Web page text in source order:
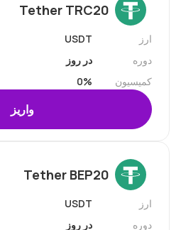
Tether TRC20
ارز
USDT
دوره
در روز
کمیسیون
0%
واریز
Tether BEP20
ارز
USDT
دوره
در روز